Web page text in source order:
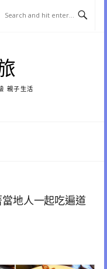
親子生活
地人一起吃遍道